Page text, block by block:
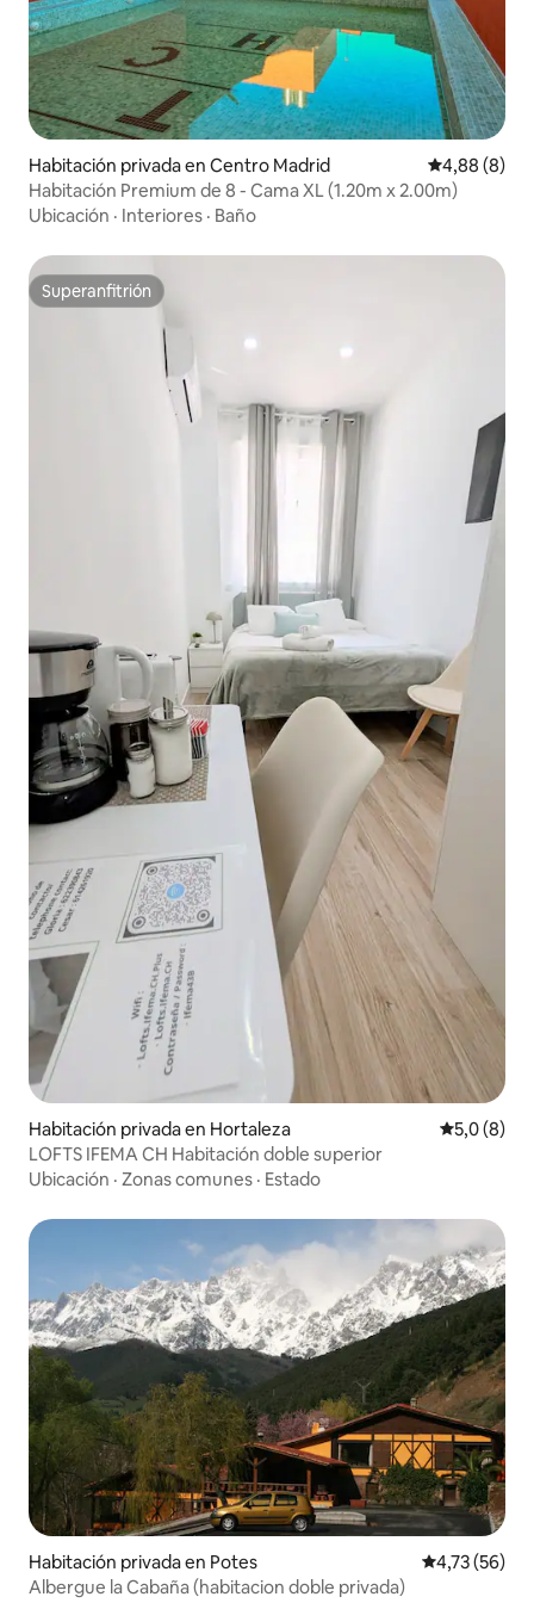
Habitación privada en Centro Madrid Calificación
4,88 (8)
Habitación Premium de 8 - Cama XL (1.20m x 2.00m)
Ubicación · Interiores · Baño
Superanfitrión
Superanfitrión
Habitación privada en Hortaleza
5,0 (8)
LOFTS IFEMA CH Habitación doble superior
Ubicación · Zonas comunes · Estado
Habitación privada en Potes Calificación
4,73 (56)
Albergue la Cabaña (habitacion doble privada)